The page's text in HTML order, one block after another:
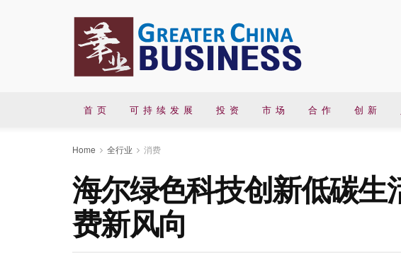
首 页 可 持 续 发 展 投 资 市 场 合 作 创 新
Home 全行业 消费
海尔绿色科技创新低碳生
费新风向